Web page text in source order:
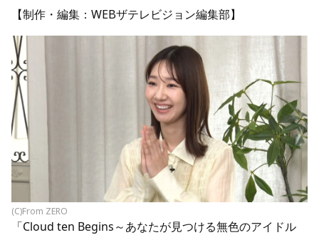
【制作・編集：WEBザテレビジョン編集部】
(C)From ZERO
「Cloud ten Begins～あなたが見つける無色のアイドル